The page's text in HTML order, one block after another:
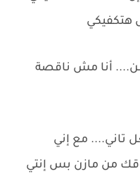
هتكفيكي
أنا مش ناقصة
تاني.... مع إني
من مازن بس إنتي